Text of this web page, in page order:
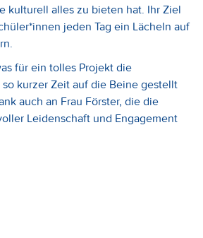
kulturell alles zu bieten hat. Ihr Ziel
jeden Tag ein Lächeln auf
für ein tolles Projekt die
kurzer Zeit auf die Beine gestellt
auch an Frau Förster, die die
Leidenschaft und Engagement